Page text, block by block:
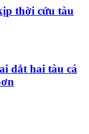
thời cứu tàu
dắt hai tàu cá